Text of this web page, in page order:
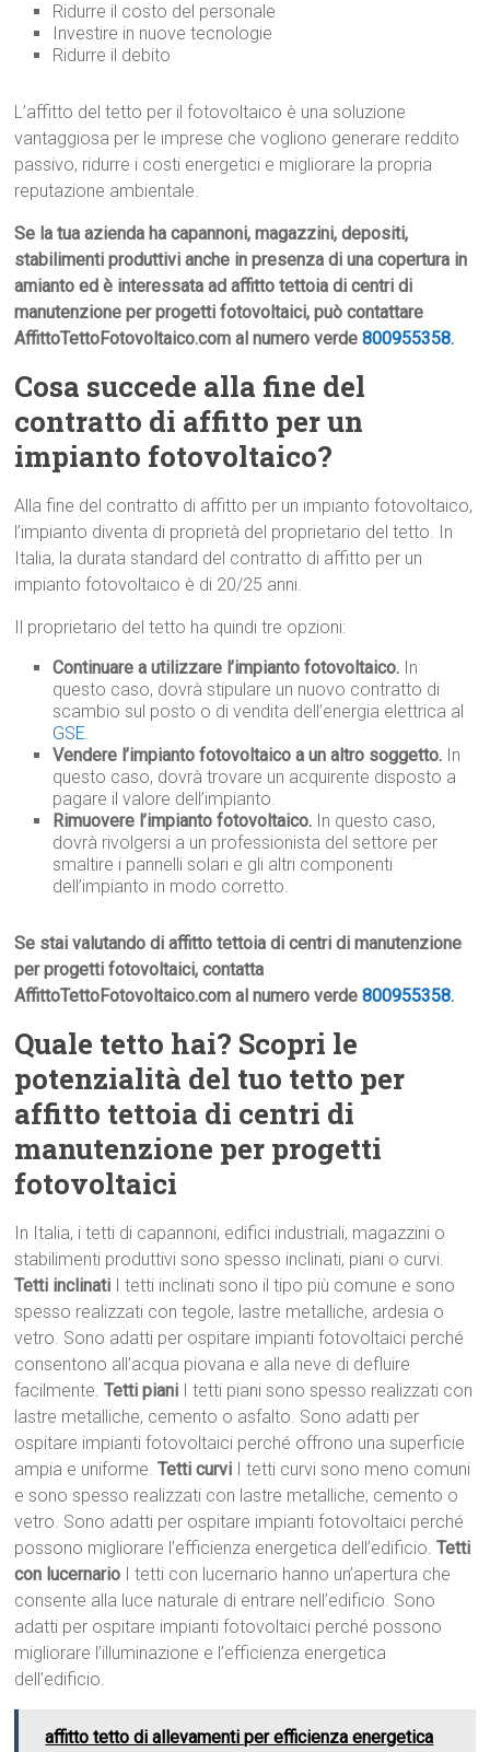
Ridurre il costo del personale
Investire in nuove tecnologie
Ridurre il debito
L’affitto del tetto per il fotovoltaico è una soluzione
vantaggiosa per le imprese che vogliono generare reddito
passivo, ridurre i costi energetici e migliorare la propria
reputazione ambientale.
Se la tua azienda ha capannoni, magazzini, depositi,
stabilimenti produttivi anche in presenza di una copertura in
amianto ed è interessata ad affitto tettoia di centri di
manutenzione per progetti fotovoltaici, può contattare
AffittoTettoFotovoltaico.com al numero verde800955358.
Cosa succede alla fine del
contratto di affitto per un
impianto fotovoltaico?
Alla fine del contratto di affitto per un impianto fotovoltaico,
l’impianto diventa di proprietà del proprietario del tetto. In
Italia, la durata standard del contratto di affitto per un
impianto fotovoltaico è di 20/25 anni.
Il proprietario del tetto ha quindi tre opzioni:
Continuare a utilizzare l’impianto fotovoltaico. In
questo caso, dovrà stipulare un nuovo contratto di
scambio sul posto o di vendita dell’energia elettrica al
GSE.
Vendere l’impianto fotovoltaico a un altro soggetto. In
questo caso, dovrà trovare un acquirente disposto a
pagare il valore dell’impianto.
Rimuovere l’impianto fotovoltaico. In questo caso,
dovrà rivolgersi a un professionista del settore per
smaltire i pannelli solari e gli altri componenti
dell’impianto in modo corretto.
Se stai valutando di affitto tettoia di centri di manutenzione
per progetti fotovoltaici, contatta
AffittoTettoFotovoltaico.com al numero verde800955358.
Quale tetto hai? Scopri le
potenzialità del tuo tetto per
affitto tettoia di centri di
manutenzione per progetti
fotovoltaici
In Italia, i tetti di capannoni, edifici industriali, magazzini o
stabilimenti produttivi sono spesso inclinati, piani o curvi.
Tetti inclinati I tetti inclinati sono il tipo più comune e sono
spesso realizzati con tegole, lastre metalliche, ardesia o
vetro. Sono adatti per ospitare impianti fotovoltaici perché
consentono all’acqua piovana e alla neve di defluire
facilmente.Tetti piani I tetti piani sono spesso realizzati con
lastre metalliche, cemento o asfalto. Sono adatti per
ospitare impianti fotovoltaici perché offrono una superficie
ampia e uniforme.Tetti curvi I tetti curvi sono meno comuni
e sono spesso realizzati con lastre metalliche, cemento o
vetro. Sono adatti per ospitare impianti fotovoltaici perché
possono migliorare l’efficienza energetica dell’edificio.Tetti
con lucernario I tetti con lucernario hanno un’apertura che
consente alla luce naturale di entrare nell’edificio. Sono
adatti per ospitare impianti fotovoltaici perché possono
migliorare l’illuminazione e l’efficienza energetica
dell’edificio.
affitto tetto di allevamenti per efficienza energetica